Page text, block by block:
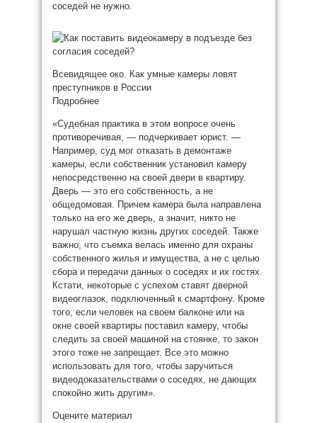
соседей не нужно.
Всевидящее око. Как умные камеры ловят
преступников в России
Подробнее
«Судебная практика в этом вопросе очень
противоречивая, — подчеркивает юрист. —
Например, суд мог отказать в демонтаже
камеры, если собственник установил камеру
непосредственно на своей двери в квартиру.
Дверь — это его собственность, а не
общедомовая. Причем камера была направлена
только на его же дверь, а значит, никто не
нарушал частную жизнь других соседей. Также
важно, что съемка велась именно для охраны
собственного жилья и имущества, а не с целью
сбора и передачи данных о соседях и их гостях.
Кстати, некоторые с успехом ставят дверной
видеоглазок, подключенный к смартфону. Кроме
того, если человек на своем балконе или на
окне своей квартиры поставил камеру, чтобы
следить за своей машиной на стоянке, то закон
этого тоже не запрещает. Все это можно
использовать для того, чтобы заручиться
видеодоказательствами о соседях, не дающих
спокойно жить другим».
Оцените материал